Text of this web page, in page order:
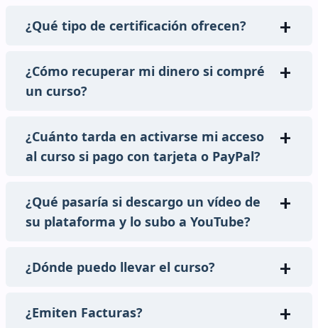
¿Qué tipo de certificación ofrecen?
¿Cómo recuperar mi dinero si compré
un curso?
¿Cuánto tarda en activarse mi acceso
al curso si pago con tarjeta o PayPal?
¿Qué pasaría si descargo un vídeo de
su plataforma y lo subo a YouTube?
¿Dónde puedo llevar el curso?
¿Emiten Facturas?